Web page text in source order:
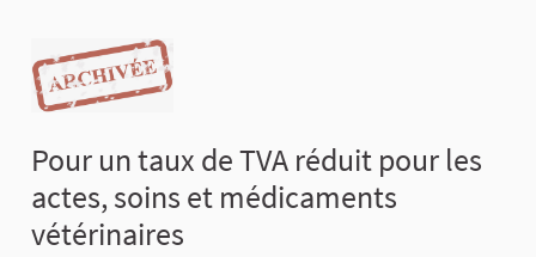
Pour un taux de TVA réduit pour les
actes, soins et médicaments
vétérinaires